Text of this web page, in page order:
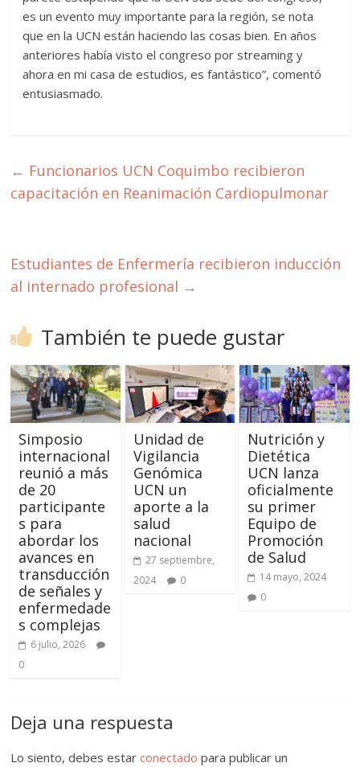
es un evento muy importante para la región, se nota
que en la UCN están haciendo las cosas bien. En años
anteriores había visto el congreso por streaming y
ahora en mi casa de estudios, es fantástico”, comentó
entusiasmado.
← Funcionarios UCN Coquimbo recibieron
capacitación en Reanimación Cardiopulmonar
Estudiantes de Enfermería recibieron inducción
al internado profesional →
También te puede gustar
Simposio
internacional
reunió a más
de 20
participante
s para
abordar los
avances en
transducción
de señales y
enfermedade
s complejas
6 julio, 2026
0
Unidad de
Vigilancia
Genómica
UCN un
aporte a la
salud
nacional
27 septiembre,
2024
0
Nutrición y
Dietética
UCN lanza
oficialmente
su primer
Equipo de
Promoción
de Salud
14 mayo, 2024
0
Deja una respuesta
Lo siento, debes estarconectado para publicar un